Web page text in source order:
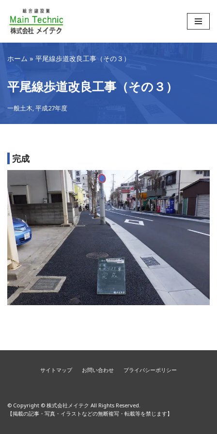
コ
ン
ツ
へ
キ
ッ
ホーム » 平尾線歩道改良工事（その３）
平尾線歩道改良工事（その３）
一般土木,平成27年度
完成
サイトマップ お問い合わせ プライバシーポリシー
© Copyright © 株式会社メイテク All Rights Reserved.
【掲載の記事・写真・イラストなどの無断複写・転載等を禁じます】